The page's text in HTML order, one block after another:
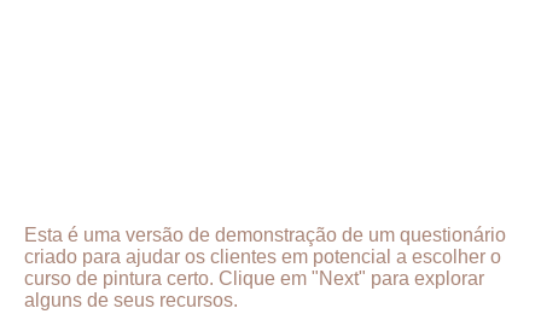
Esta é uma versão de demonstração de um questionário
criado para ajudar os clientes em potencial a escolher o
curso de pintura certo. Clique em "Next" para explorar
alguns de seus recursos.